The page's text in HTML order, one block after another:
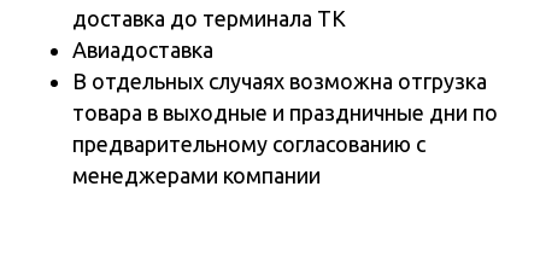
доставка до терминала ТК
Авиадоставка
В отдельных случаях возможна отгрузка
товара в выходные и праздничные дни по
предварительному согласованию с
менеджерами компании